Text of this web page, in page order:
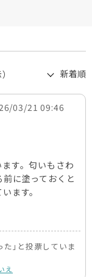
03/21 09:46
す。匂いもさわ
に塗っておくと
ます。
｣と投票していま
え